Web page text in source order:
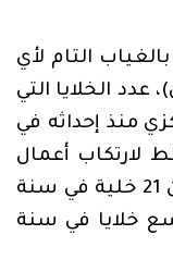
التام لأي
الخلايا التي
منذ إحداثه في
تخطط لارتكاب أعمال
تخريبية في المملكة، موزعة ما بين 21 خلية في سنة
خلية في سنة 2016 وتسع خلايا في سنة